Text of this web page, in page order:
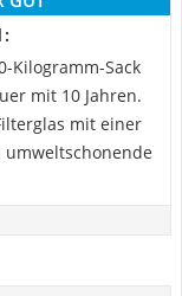
Kilogramm-Sack
mit 10 Jahren.
mit einer